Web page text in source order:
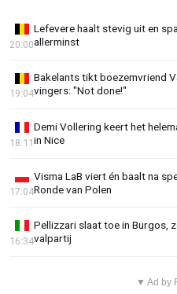
Lefevere haalt stevig uit en
allerminst
20:00
Bakelants tikt boezemvriend
vingers: "Not done!"
19:04
Demi Vollering keert het
in Nice
18:11
Visma LaB viert én baalt na
Ronde van Polen
17:04
Pellizzari slaat toe in Burgos,
valpartij
16:34
▼ Ad by